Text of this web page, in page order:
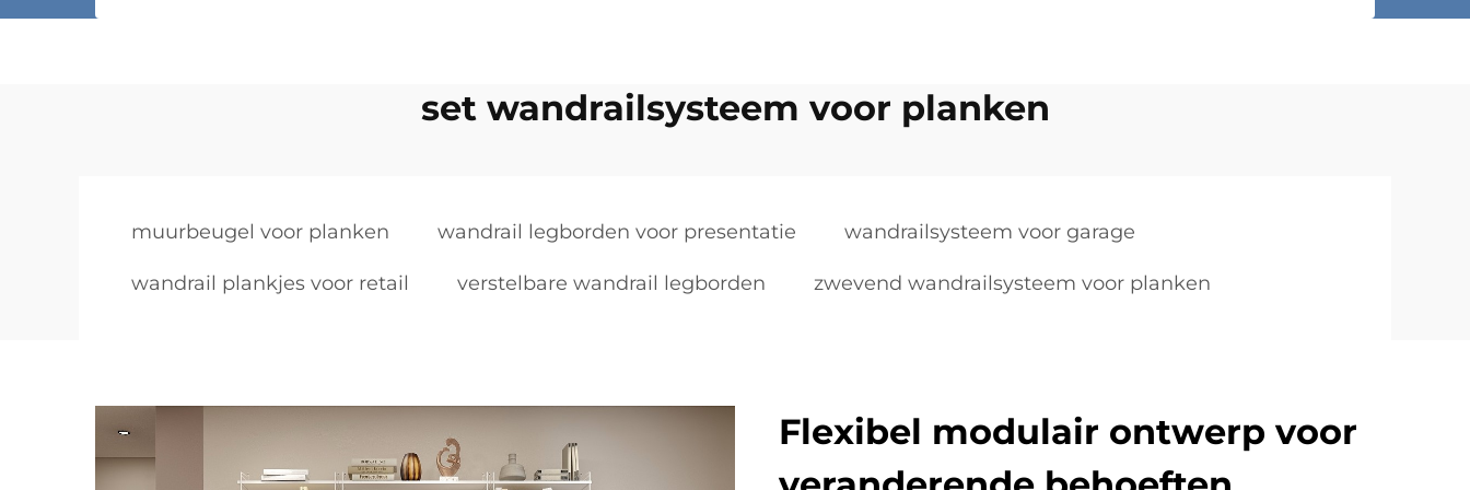
set wandrailsysteem voor planken
muurbeugel voor planken wandrail legborden voor presentatie wandrailsysteem voor garage
wandrail plankjes voor retail verstelbare wandrail legborden zwevend wandrailsysteem voor planken
Flexibel modulair ontwerp voor